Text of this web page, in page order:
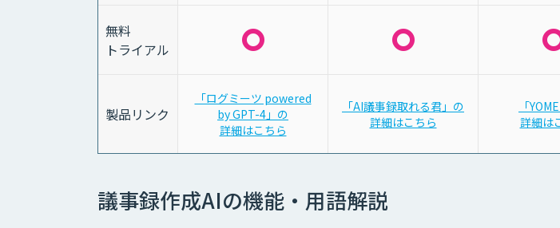
無料
トライアル
製品リンク
「ログミーツ powered
by GPT-4」の
詳細はこちら
「AI議事録取れる君」の
詳細はこちら
「
詳細は
議事録作成AIの機能・用語解説